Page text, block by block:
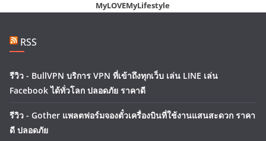
MyLOVEMyLifestyle
RSS
รีวิว - BullVPN บริการ VPN ที่เข้าถึงทุกเว็บ เล่น LINE เล่น
Facebook ได้ทั่วโลก ปลอดภัย ราคาดี
รีวิว - Gother แพลตฟอร์มจองตั๋วเครื่องบินที่ใช้งานแสนสะดวก ราคา
ดี ปลอดภัย